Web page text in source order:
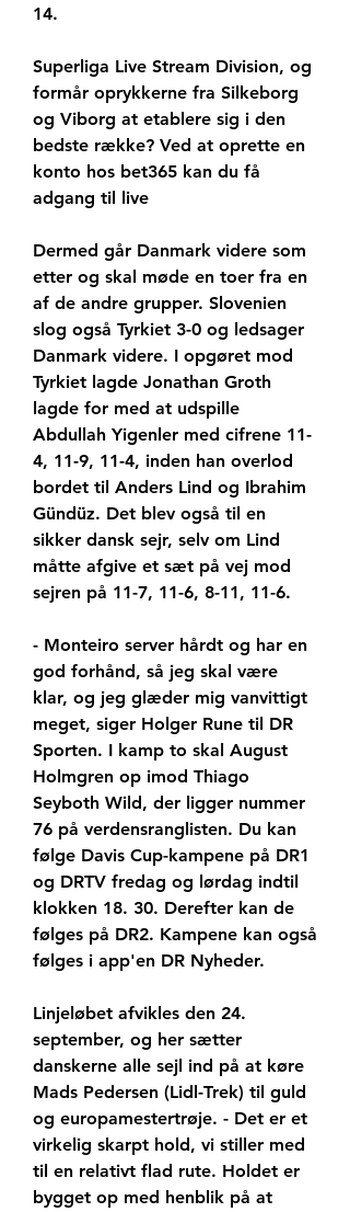
14.
Superliga Live Stream Division, og
formår oprykkerne fra Silkeborg
og Viborg at etablere sig i den
bedste række? Ved at oprette en
konto hos bet365 kan du få
adgang til live
Dermed går Danmark videre som
etter og skal møde en toer fra en
af de andre grupper. Slovenien
slog også Tyrkiet 3-0 og ledsager
Danmark videre. I opgøret mod
Tyrkiet lagde Jonathan Groth
lagde for med at udspille
Abdullah Yigenler med cifrene 11-
4, 11-9, 11-4, inden han overlod
bordet til Anders Lind og Ibrahim
Gündüz. Det blev også til en
sikker dansk sejr, selv om Lind
måtte afgive et sæt på vej mod
sejren på 11-7, 11-6, 8-11, 11-6.
- Monteiro server hårdt og har en
god forhånd, så jeg skal være
klar, og jeg glæder mig vanvittigt
meget, siger Holger Rune til DR
Sporten. I kamp to skal August
Holmgren op imod Thiago
Seyboth Wild, der ligger nummer
76 på verdensranglisten. Du kan
følge Davis Cup-kampene på DR1
og DRTV fredag og lørdag indtil
klokken 18. 30. Derefter kan de
følges på DR2. Kampene kan også
følges i app'en DR Nyheder.
Linjeløbet afvikles den 24.
september, og her sætter
danskerne alle sejl ind på at køre
Mads Pedersen (Lidl-Trek) til guld
og europamestertrøje. - Det er et
virkelig skarpt hold, vi stiller med
til en relativt flad rute. Holdet er
bygget op med henblik på at